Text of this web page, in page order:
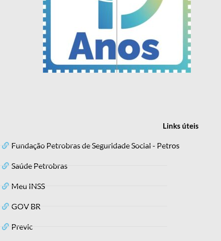
Linksúteis
Fundação Petrobras de Seguridade Social - Petros
Saúde Petrobras
Meu INSS
GOV BR
Previc